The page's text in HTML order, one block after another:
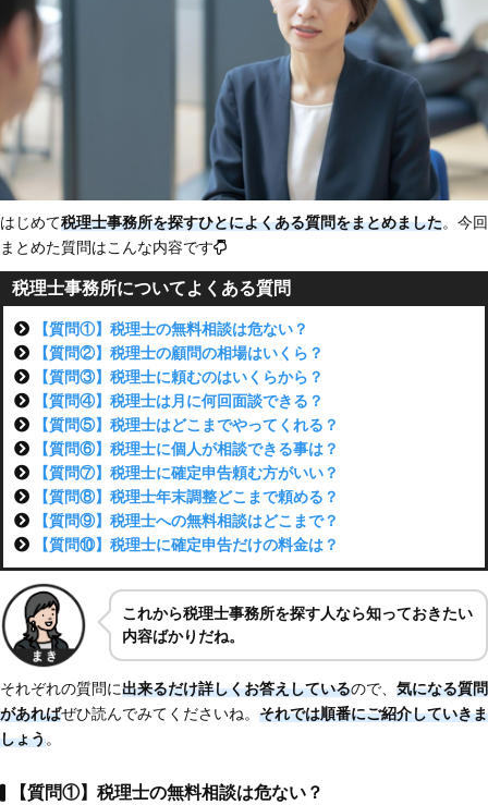
はじめて税理士事務所を探すひとによくある質問をまとめました。今回
まとめた質問はこんな内容です
税理士事務所についてよくある質問
【質問①】税理士の無料相談は危ない？
【質問②】税理士の顧問の相場はいくら？
【質問③】税理士に頼むのはいくらから？
【質問④】税理士は月に何回面談できる？
【質問⑤】税理士はどこまでやってくれる？
【質問⑥】税理士に個人が相談できる事は？
【質問⑦】税理士に確定申告頼む方がいい？
【質問⑧】税理士年末調整どこまで頼める？
【質問⑨】税理士への無料相談はどこまで？
【質問⑩】税理士に確定申告だけの料金は？
これから税理士事務所を探す人なら知っておきたい
内容ばかりだね。
それぞれの質問に出来るだけ詳しくお答えしているので、 気になる質問
があればぜひ読んでみてくださいね。 それでは順番にご紹介していきま
しょう。
【質問①】税理士の無料相談は危ない？